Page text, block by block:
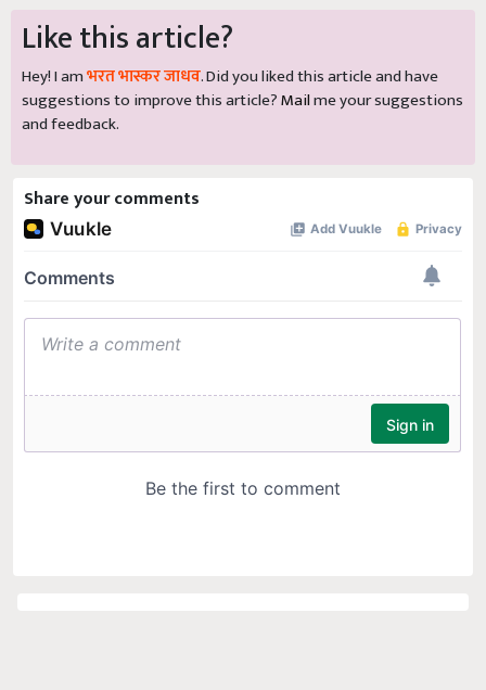
Like this article?
Hey! I amभरत भास्कर जाधव. Did you liked this article and have
suggestions to improve this article?Mailme your suggestions
and feedback.
Share your comments